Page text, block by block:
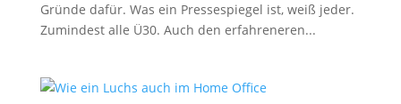
Gründe dafür. Was ein Pressespiegel ist, weiß jeder.
Zumindest alle Ü30. Auch den erfahreneren...